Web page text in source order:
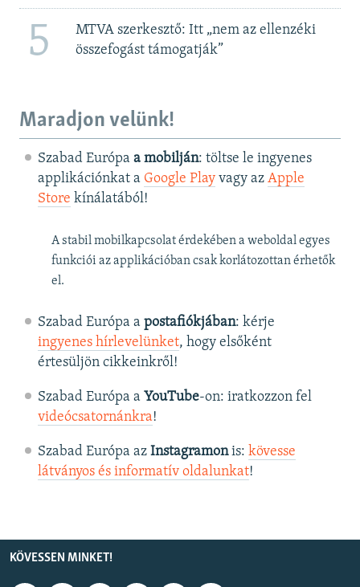
5
MTVA szerkesztő: Itt „nem az ellenzéki
összefogást támogatják”
Maradjon velünk!
Szabad Európa a mobilján: töltse le ingyenes
applikációnkat a Google Playvagy az Apple
Store kínálatából!
A stabil mobilkapcsolat érdekében a weboldal egyes
funkciói az applikációban csak korlátozottan érhetők
el.
Szabad Európa a postafiókjában: kérje
ingyenes hírlevelünket, hogy elsőként
értesüljön cikkeinkről!
Szabad Európa a YouTube-on: iratkozzon fel
videócsatornánkra!
Szabad Európa az Instagramonis: kövesse
látványos és informatív oldalunkat! ​
KÖVESSEN MINKET!